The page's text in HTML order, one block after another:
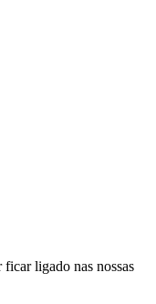
ficar ligado nas nossas